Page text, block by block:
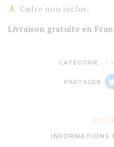
Cadre non inclus.
Livraison gratuite en
CATÉGORIE :
PARTAGER
INFORMATIONS